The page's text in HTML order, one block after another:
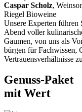
Caspar Scholz,
Riegel Bioweine
Unsere Experten führen
Abend voller
Gaumen, von uns als
bürgen für Fachwissen,
Vertrauensverhältnisse
Genuss-Paket
mit Wert